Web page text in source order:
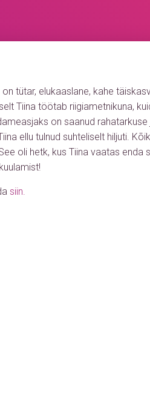
tütar, elukaaslane, kahe
Tiina töötab riigiametnikuna,
on saanud
ellu tulnud suhteliselt hiljuti.
oli hetk, kus Tiina vaatas enda
siin.